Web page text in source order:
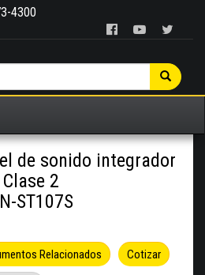
4300
de sonido integrador
Clase 2
ST107S
Cotizar
Relacionados